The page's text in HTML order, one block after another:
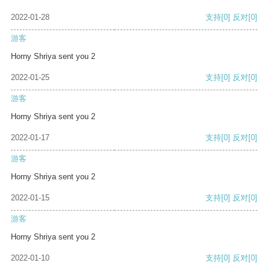
2022-01-28 支持[0] 反对[0]
游客
Horny Shriya sent you 2
2022-01-25 支持[0] 反对[0]
游客
Horny Shriya sent you 2
2022-01-17 支持[0] 反对[0]
游客
Horny Shriya sent you 2
2022-01-15 支持[0] 反对[0]
游客
Horny Shriya sent you 2
2022-01-10 支持[0] 反对[0]